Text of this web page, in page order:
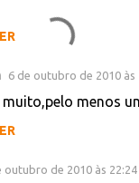
6 de outubro de 2010 às
muito,pelo menos
outubro de 2010 às 22:24